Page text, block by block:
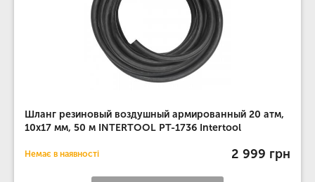
Шланг резиновый воздушный армированный 20 атм,
10x17 мм, 50 м INTERTOOL PT-1736 Intertool
Немає в наявності 2 999 грн